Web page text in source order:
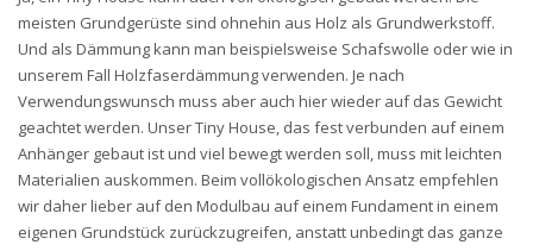
meisten Grundgerüste sind ohnehin aus Holz als Grundwerkstoff.
Und als Dämmung kann man beispielsweise Schafswolle oder wie in
unserem Fall Holzfaserdämmung verwenden. Je nach
Verwendungswunsch muss aber auch hier wieder auf das Gewicht
geachtet werden. Unser Tiny House, das fest verbunden auf einem
Anhänger gebaut ist und viel bewegt werden soll, muss mit leichten
Materialien auskommen. Beim vollökologischen Ansatz empfehlen
wir daher lieber auf den Modulbau auf einem Fundament in einem
eigenen Grundstück zurückzugreifen, anstatt unbedingt das ganze